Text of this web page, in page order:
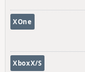
XOne
XboxX/S